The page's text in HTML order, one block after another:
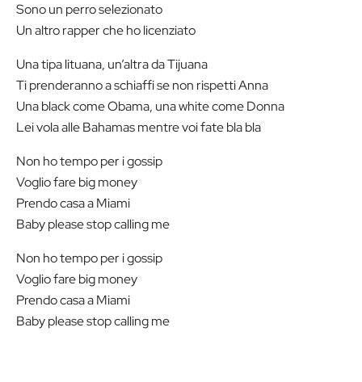
Sono un perro selezionato
Un altro rapper che ho licenziato
Una tipa lituana, un’altra da Tijuana
Ti prenderanno a schiaffi se non rispetti Anna
Una black come Obama, una white come Donna
Lei vola alle Bahamas mentre voi fate bla bla
Non ho tempo per i gossip
Voglio fare big money
Prendo casa a Miami
Baby please stop calling me
Non ho tempo per i gossip
Voglio fare big money
Prendo casa a Miami
Baby please stop calling me